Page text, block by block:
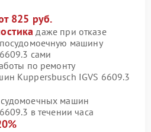
825 руб.
даже при отказе
машину
сами
по ремонту
Kuppersbusch IGVS 6609.3
машин
в течении часа